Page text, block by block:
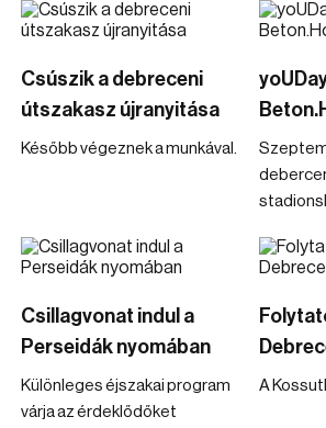
Csúszik a debreceni
útszakasz újranyitása
Később végeznek a munkával.
Csillagvonat indul a
Perseidák nyomában
Különleges éjszakai program
várja az érdeklődőket
A